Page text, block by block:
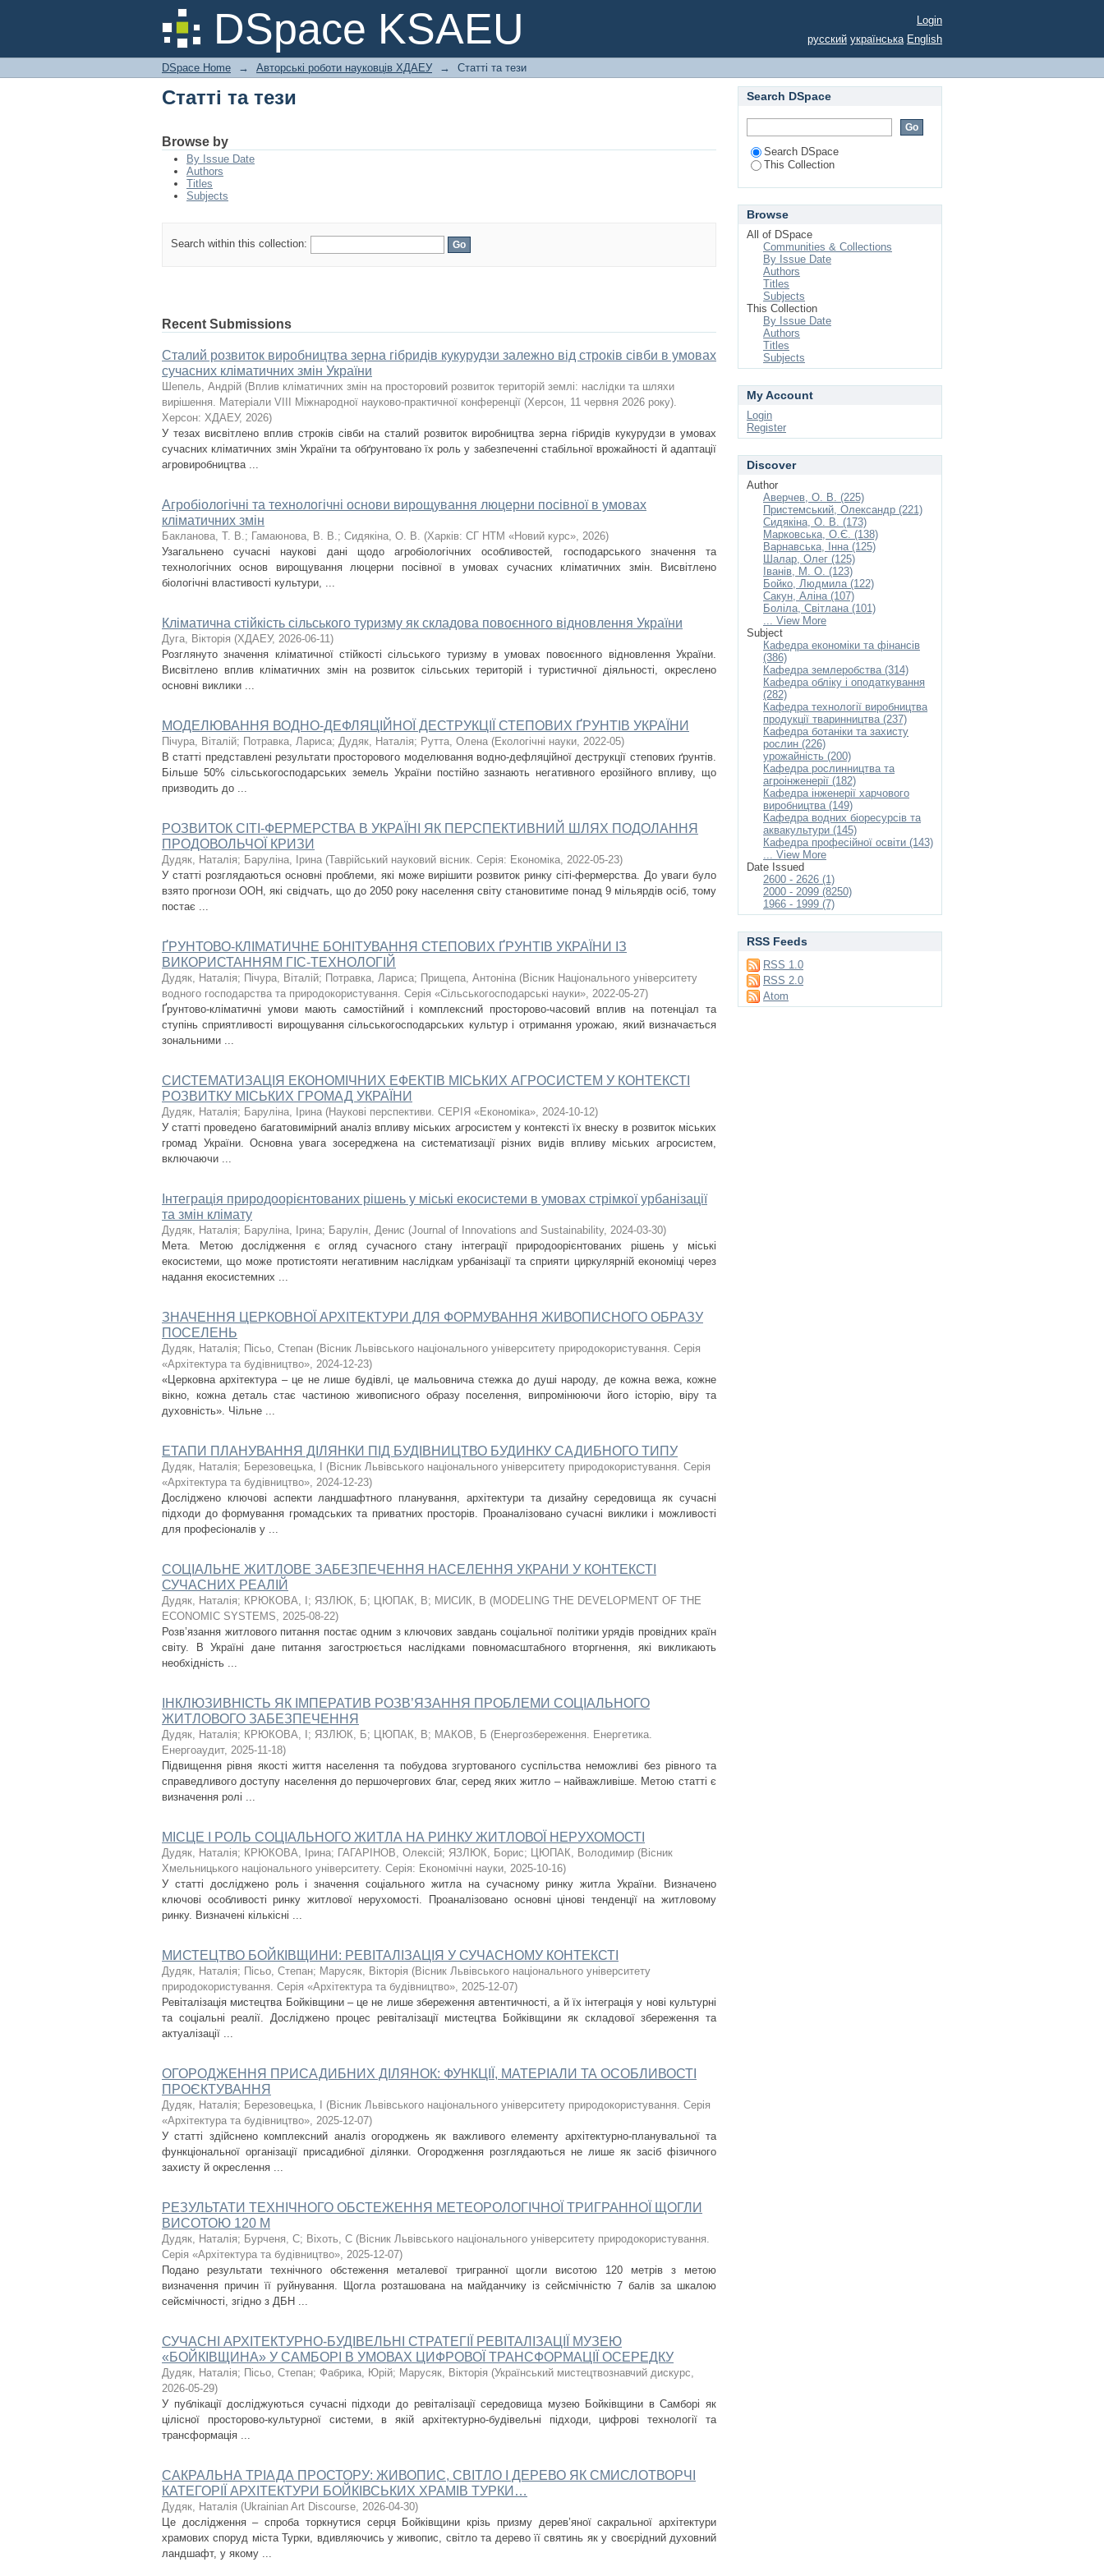
DSpace KSAEU
Статті та тези
Login
русский українська English
DSpace Home → Авторські роботи науковців ХДАЕУ → Статті та тези
Статті та тези
Browse by
By Issue Date
Authors
Titles
Subjects
Search within this collection:
Recent Submissions
Сталий розвиток виробництва зерна гібридів кукурудзи залежно від строків сівби в умовах
сучасних кліматичних змін України
Шепель, Андрій (Вплив кліматичних змін на просторовий розвиток територій землі: наслідки та шляхи
вирішення. Матеріали VIII Міжнародної науково-практичної конференції (Херсон, 11 червня 2026 року).
Херсон: ХДАЕУ, 2026)
У тезах висвітлено вплив строків сівби на сталий розвиток виробництва зерна гібридів кукурудзи в умовах
сучасних кліматичних змін України та обґрунтовано їх роль у забезпеченні стабільної врожайності й адаптації
агровиробництва ...
Агробіологічні та технологічні основи вирощування люцерни посівної в умовах
кліматичних змін
Бакланова, Т. В.; Гамаюнова, В. В.; Сидякіна, О. В. (Харків: СГ НТМ «Новий курс», 2026)
Узагальнено сучасні наукові дані щодо агробіологічних особливостей, господарського значення та
технологічних основ вирощування люцерни посівної в умовах сучасних кліматичних змін. Висвітлено
біологічні властивості культури, ...
Кліматична стійкість сільського туризму як складова повоєнного відновлення України
Дуга, Вікторія (ХДАЕУ, 2026-06-11)
Розглянуто значення кліматичної стійкості сільського туризму в умовах повоєнного відновлення України.
Висвітлено вплив кліматичних змін на розвиток сільських територій і туристичної діяльності, окреслено
основні виклики ...
МОДЕЛЮВАННЯ ВОДНО-ДЕФЛЯЦІЙНОЇ ДЕСТРУКЦІЇ СТЕПОВИХ ҐРУНТІВ УКРАЇНИ
Пічура, Віталій; Потравка, Лариса; Дудяк, Наталія; Рутта, Олена (Екологічні науки, 2022-05)
В статті представлені результати просторового моделювання водно-дефляційної деструкції степових ґрунтів.
Більше 50% сільськогосподарських земель України постійно зазнають негативного ерозійного впливу, що
призводить до ...
РОЗВИТОК СІТІ-ФЕРМЕРСТВА В УКРАЇНІ ЯК ПЕРСПЕКТИВНИЙ ШЛЯХ ПОДОЛАННЯ
ПРОДОВОЛЬЧОЇ КРИЗИ
Дудяк, Наталія; Баруліна, Ірина (Таврійський науковий вісник. Серія: Економіка, 2022-05-23)
У статті розглядаються основні проблеми, які може вирішити розвиток ринку сіті-фермерства. До уваги було
взято прогнози ООН, які свідчать, що до 2050 року населення світу становитиме понад 9 мільярдів осіб, тому
постає ...
ҐРУНТОВО-КЛІМАТИЧНЕ БОНІТУВАННЯ СТЕПОВИХ ҐРУНТІВ УКРАЇНИ ІЗ
ВИКОРИСТАННЯМ ГІС-ТЕХНОЛОГІЙ
Дудяк, Наталія; Пічура, Віталій; Потравка, Лариса; Прищепа, Антоніна (Вісник Національного університету
водного господарства та природокористування. Серія «Сільськогосподарські науки», 2022-05-27)
Ґрунтово-кліматичні умови мають самостійний і комплексний просторово-часовий вплив на потенціал та
ступінь сприятливості вирощування сільськогосподарських культур і отримання урожаю, який визначається
зональними ...
СИСТЕМАТИЗАЦІЯ ЕКОНОМІЧНИХ ЕФЕКТІВ МІСЬКИХ АГРОСИСТЕМ У КОНТЕКСТІ
РОЗВИТКУ МІСЬКИХ ГРОМАД УКРАЇНИ
Дудяк, Наталія; Баруліна, Ірина (Наукові перспективи. СЕРІЯ «Економіка», 2024-10-12)
У статті проведено багатовимірний аналіз впливу міських агросистем у контексті їх внеску в розвиток міських
громад України. Основна увага зосереджена на систематизації різних видів впливу міських агросистем,
включаючи ...
Інтеграція природоорієнтованих рішень у міські екосистеми в умовах стрімкої урбанізації
та змін клімату
Дудяк, Наталія; Баруліна, Ірина; Барулін, Денис (Journal of Innovations and Sustainability, 2024-03-30)
Мета. Метою дослідження є огляд сучасного стану інтеграції природоорієнтованих рішень у міські
екосистеми, що може протистояти негативним наслідкам урбанізації та сприяти циркулярній економіці через
надання екосистемних ...
ЗНАЧЕННЯ ЦЕРКОВНОЇ АРХІТЕКТУРИ ДЛЯ ФОРМУВАННЯ ЖИВОПИСНОГО ОБРАЗУ
ПОСЕЛЕНЬ
Дудяк, Наталія; Пісьо, Степан (Вісник Львівського національного університету природокористування. Серія
«Архітектура та будівництво», 2024-12-23)
«Церковна архітектура – це не лише будівлі, це мальовнича стежка до душі народу, де кожна вежа, кожне
вікно, кожна деталь стає частиною живописного образу поселення, випромінюючи його історію, віру та
духовність». Чільне ...
ЕТАПИ ПЛАНУВАННЯ ДІЛЯНКИ ПІД БУДІВНИЦТВО БУДИНКУ САДИБНОГО ТИПУ
Дудяк, Наталія; Березовецька, І (Вісник Львівського національного університету природокористування. Серія
«Архітектура та будівництво», 2024-12-23)
Досліджено ключові аспекти ландшафтного планування, архітектури та дизайну середовища як сучасні
підходи до формування громадських та приватних просторів. Проаналізовано сучасні виклики і можливості
для професіоналів у ...
СОЦІАЛЬНЕ ЖИТЛОВЕ ЗАБЕЗПЕЧЕННЯ НАСЕЛЕННЯ УКРАНИ У КОНТЕКСТІ
СУЧАСНИХ РЕАЛІЙ
Дудяк, Наталія; КРЮКОВА, І ; ЯЗЛЮК, Б; ЦЮПАК, В; МИСИК, В (MODELING THE DEVELOPMENT OF THE
ECONOMIC SYSTEMS, 2025-08-22)
Розв’язання житлового питання постає одним з ключових завдань соціальної політики урядів провідних країн
світу. В Україні дане питання загострюється наслідками повномасштабного вторгнення, які викликають
необхідність ...
ІНКЛЮЗИВНІСТЬ ЯК ІМПЕРАТИВ РОЗВ’ЯЗАННЯ ПРОБЛЕМИ СОЦІАЛЬНОГО
ЖИТЛОВОГО ЗАБЕЗПЕЧЕННЯ
Дудяк, Наталія; КРЮКОВА, І ; ЯЗЛЮК, Б; ЦЮПАК, В; МАКОВ, Б (Енергозбереження. Енергетика.
Енергоаудит, 2025-11-18)
Підвищення рівня якості життя населення та побудова згуртованого суспільства неможливі без рівного та
справедливого доступу населення до першочергових благ, серед яких житло – найважливіше. Метою статті є
визначення ролі ...
МІСЦЕ І РОЛЬ СОЦІАЛЬНОГО ЖИТЛА НА РИНКУ ЖИТЛОВОЇ НЕРУХОМОСТІ
Дудяк, Наталія; КРЮКОВА, Ірина; ГАГАРІНОВ, Олексій; ЯЗЛЮК, Борис; ЦЮПАК, Володимир (Вісник
Хмельницького національного університету. Серія: Економічні науки, 2025-10-16)
У статті досліджено роль і значення соціального житла на сучасному ринку житла України. Визначено
ключові особливості ринку житлової нерухомості. Проаналізовано основні цінові тенденції на житловому
ринку. Визначені кількісні ...
МИСТЕЦТВО БОЙКІВЩИНИ: РЕВІТАЛІЗАЦІЯ У СУЧАСНОМУ КОНТЕКСТІ
Дудяк, Наталія; Пісьо, Степан; Марусяк, Вікторія (Вісник Львівського національного університету
природокористування. Серія «Архітектура та будівництво», 2025-12-07)
Ревіталізація мистецтва Бойківщини – це не лише збереження автентичності, а й їх інтеграція у нові культурні
та соціальні реалії. Досліджено процес ревіталізації мистецтва Бойківщини як складової збереження та
актуалізації ...
ОГОРОДЖЕННЯ ПРИСАДИБНИХ ДІЛЯНОК: ФУНКЦІЇ, МАТЕРІАЛИ ТА ОСОБЛИВОСТІ
ПРОЄКТУВАННЯ
Дудяк, Наталія; Березовецька, І (Вісник Львівського національного університету природокористування. Серія
«Архітектура та будівництво», 2025-12-07)
У статті здійснено комплексний аналіз огороджень як важливого елементу архітектурно-планувальної та
функціональної організації присадибної ділянки. Огородження розглядаються не лише як засіб фізичного
захисту й окреслення ...
РЕЗУЛЬТАТИ ТЕХНІЧНОГО ОБСТЕЖЕННЯ МЕТЕОРОЛОГІЧНОЇ ТРИГРАННОЇ ЩОГЛИ
ВИСОТОЮ 120 М
Дудяк, Наталія; Бурченя, С; Віхоть, С (Вісник Львівського національного університету природокористування.
Серія «Архітектура та будівництво», 2025-12-07)
Подано результати технічного обстеження металевої тригранної щогли висотою 120 метрів з метою
визначення причин її руйнування. Щогла розташована на майданчику із сейсмічністю 7 балів за шкалою
сейсмічності, згідно з ДБН ...
СУЧАСНІ АРХІТЕКТУРНО-БУДІВЕЛЬНІ СТРАТЕГІЇ РЕВІТАЛІЗАЦІЇ МУЗЕЮ
«БОЙКІВЩИНА» У САМБОРІ В УМОВАХ ЦИФРОВОЇ ТРАНСФОРМАЦІЇ ОСЕРЕДКУ
Дудяк, Наталія; Пісьо, Степан; Фабрика, Юрій; Марусяк, Вікторія (Український мистецтвознавчий дискурс,
2026-05-29)
У публікації досліджуються сучасні підходи до ревіталізації середовища музею Бойківщини в Самборі як
цілісної просторово-культурної системи, в якій архітектурно-будівельні підходи, цифрові технології та
трансформація ...
САКРАЛЬНА ТРІАДА ПРОСТОРУ: ЖИВОПИС, СВІТЛО І ДЕРЕВО ЯК СМИСЛОТВОРЧІ
КАТЕГОРІЇ АРХІТЕКТУРИ БОЙКІВСЬКИХ ХРАМІВ ТУРКИ…
Дудяк, Наталія (Ukrainian Art Discourse, 2026-04-30)
Це дослідження – спроба торкнутися серця Бойківщини крізь призму дерев’яної сакральної архітектури
храмових споруд міста Турки, вдивляючись у живопис, світло та дерево її святинь як у своєрідний духовний
ландшафт, у якому ...
Search DSpace
Search DSpace
This Collection
Browse
All of DSpace
Communities & Collections
By Issue Date
Authors
Titles
Subjects
This Collection
By Issue Date
Authors
Titles
Subjects
My Account
Login
Register
Discover
Author
Аверчев, О. В. (225)
Пристемський, Олександр (221)
Сидякіна, О. В. (173)
Марковська, О.Є. (138)
Варнавська, Інна (125)
Шалар, Олег (125)
Іванів, М. О. (123)
Бойко, Людмила (122)
Сакун, Аліна (107)
Боліла, Світлана (101)
... View More
Subject
Кафедра економіки та фінансів
(386)
Кафедра землеробства (314)
Кафедра обліку і оподаткування
(282)
Кафедра технології виробництва
продукції тваринництва (237)
Кафедра ботаніки та захисту
рослин (226)
урожайність (200)
Кафедра рослинництва та
агроінженерії (182)
Кафедра інженерії харчового
виробництва (149)
Кафедра водних біоресурсів та
аквакультури (145)
Кафедра професійної освіти (143)
... View More
Date Issued
2600 - 2626 (1)
2000 - 2099 (8250)
1966 - 1999 (7)
RSS Feeds
RSS 1.0
RSS 2.0
Atom